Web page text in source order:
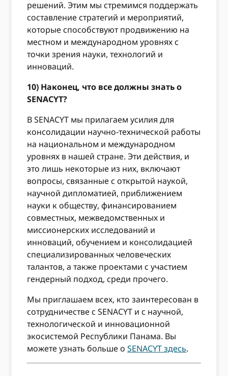
решений. Этим мы стремимся поддержать
составление стратегий и мероприятий,
которые способствуют продвижению на
местном и международном уровнях с
точки зрения науки, технологий и
инноваций.
10) Наконец, что все должны знать о
SENACYT?
В SENACYT мы прилагаем усилия для
консолидации научно-технической работы
на национальном и международном
уровнях в нашей стране. Эти действия, и
это лишь некоторые из них, включают
вопросы, связанные с открытой наукой,
научной дипломатией, приближением
науки к обществу, финансированием
совместных, межведомственных и
миссионерских исследований и
инноваций, обучением и консолидацией
специализированных человеческих
талантов, а также проектами с участием
гендерный подход, среди прочего.
Мы приглашаем всех, кто заинтересован в
сотрудничестве с SENACYT и с научной,
технологической и инновационной
экосистемой Республики Панама. Вы
можете узнать больше оSENACYT здесь.